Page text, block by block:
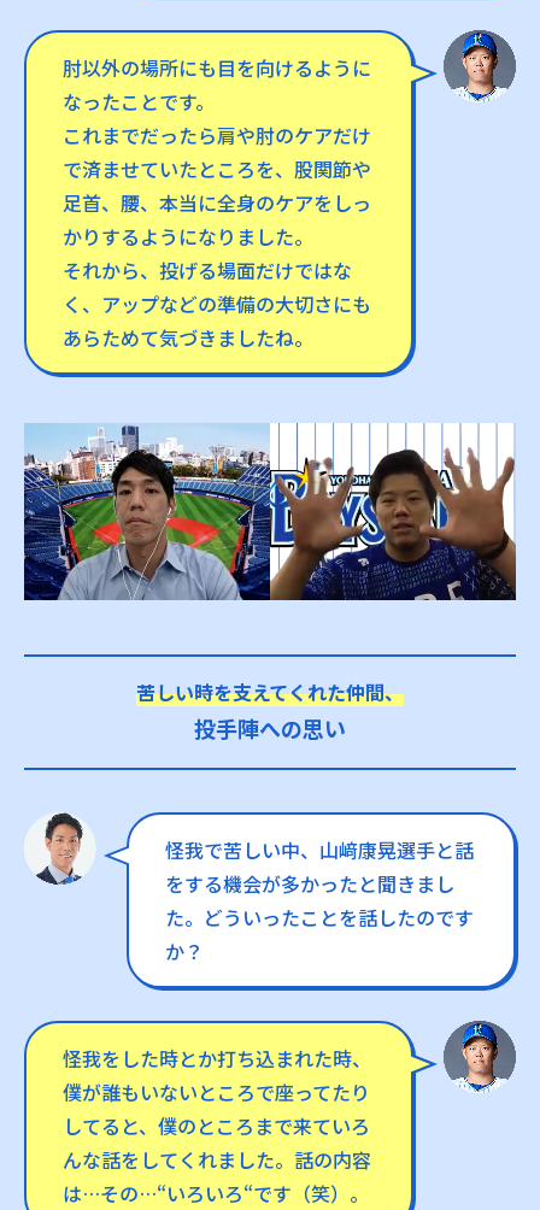
肘以外の場所にも目を向けるように
なったことです。
これまでだったら肩や肘のケアだけ
で済ませていたところを、股関節や
足首、腰、本当に全身のケアをしっ
かりするようになりました。
それから、投げる場面だけではな
く、アップなどの準備の大切さにも
あらためて気づきましたね。
苦しい時を支えてくれた仲間、
投手陣への思い
怪我で苦しい中、山﨑康晃選手と話
をする機会が多かったと聞きまし
た。どういったことを話したのです
か？
怪我をした時とか打ち込まれた時、
僕が誰もいないところで座ってたり
してると、僕のところまで来ていろ
んな話をしてくれました。話の内容
は…その…“いろいろ“です（笑）。